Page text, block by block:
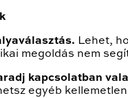
Lehet,
megoldás nem
kapcsolatban
egyéb